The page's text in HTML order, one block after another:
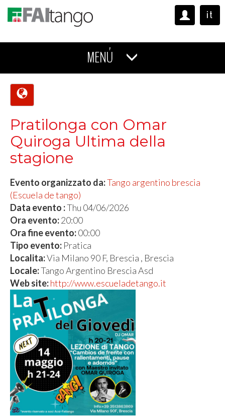
it
MENÚ
Pratilonga con Omar
Quiroga Ultima della
stagione
Evento organizzato da:Tango argentino brescia
(Escuela de tango)
Data evento :Thu 04/06/2026
Ora evento:20:00
Ora fine evento:00:00
Tipo evento: Pratica
Localita:Via Milano 90 F, Brescia , Brescia
Locale:Tango Argentino Brescia Asd
Web site:http://www.escueladetango.it